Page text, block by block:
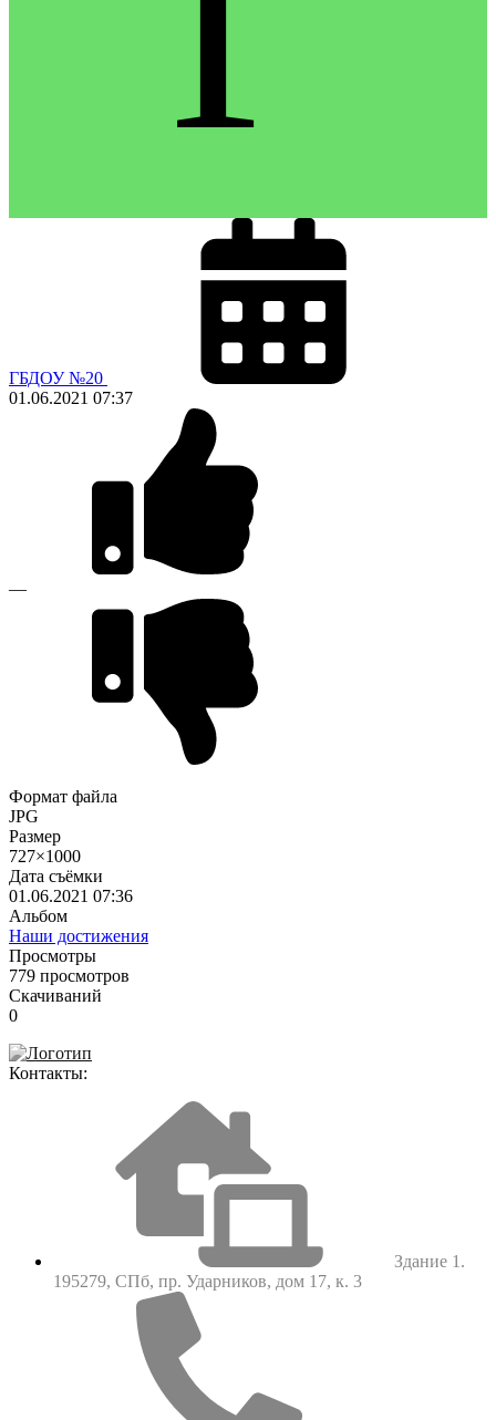
ГБДОУ №20
01.06.2021 07:37
—
Формат файла
JPG
Размер
727×1000
Дата съёмки
01.06.2021 07:36
Альбом
Наши достижения
Просмотры
779 просмотров
Скачиваний
0
Контакты:
Здание 1.
195279, СПб, пр. Ударников, дом 17, к. 3